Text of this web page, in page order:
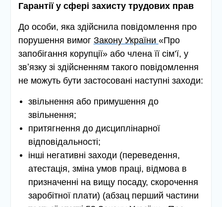
Гарантії у сфері захисту трудових прав
До особи, яка здійснила повідомлення про
порушення вимог Закону України «Про
запобігання корупції» або члена її сім’ї, у
звʼязку зі здійсненням такого повідомлення
не можуть бути застосовані наступні заходи:
звільнення або примушення до
звільнення;
притягнення до дисциплінарної
відповідальності;
інші негативні заходи (переведення,
атестація, зміна умов праці, відмова в
призначенні на вищу посаду, скорочення
заробітної плати) (абзац перший частини